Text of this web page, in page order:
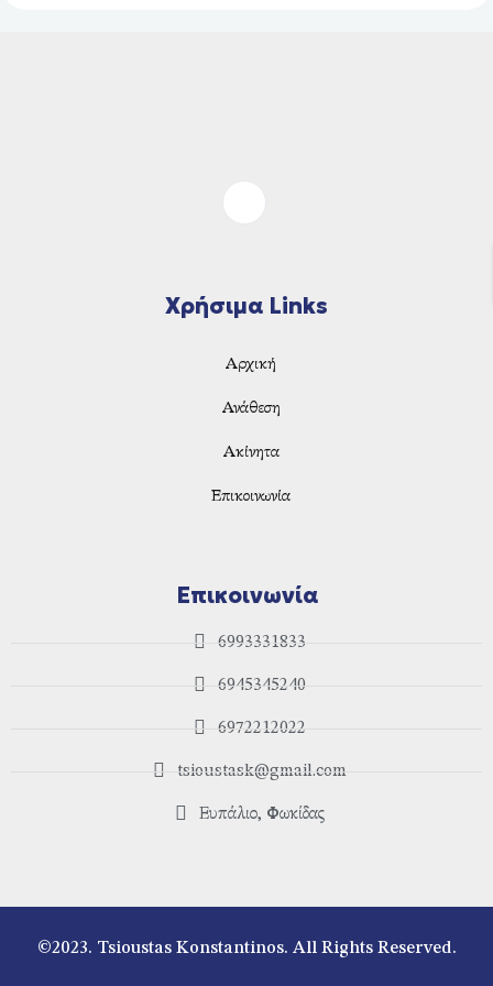
Χρήσιμα Links
Αρχική
Ανάθεση
Ακίνητα
Επικοινωνία
Επικοινωνία
6993331833
6945345240
6972212022
tsioustask@gmail.com
Ευπάλιο, Φωκίδας
©2023. Tsioustas Konstantinos. All Rights Reserved.